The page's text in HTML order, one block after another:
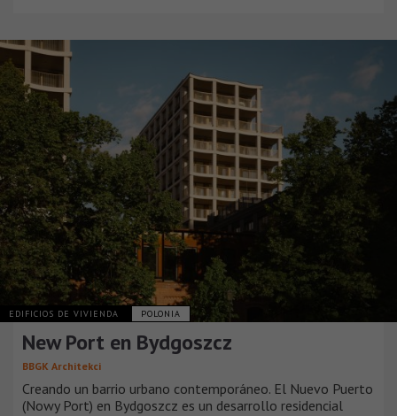
EDIFICIOS DE VIVIENDA POLONIA
New Port en Bydgoszcz
BBGK Architekci
Creando un barrio urbano contemporáneo. El Nuevo Puerto
(Nowy Port) en Bydgoszcz es un desarrollo residencial